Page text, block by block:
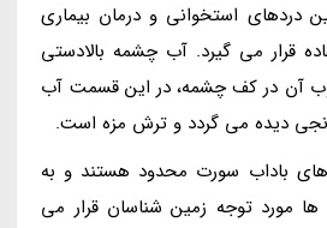
دردهای استخوانی و درمان بیماری
قرار می گیرد. آب چشمه بالادستی
آن در کف چشمه، در این قسمت آب
دیده می گردد و ترش مزه است.
باداب سورت محدود هستند و به
مورد توجه زمین شناسان قرار می